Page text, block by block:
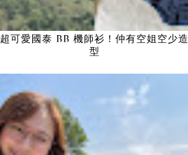
超可愛國泰 BB 機師衫！仲有空姐空少造
型